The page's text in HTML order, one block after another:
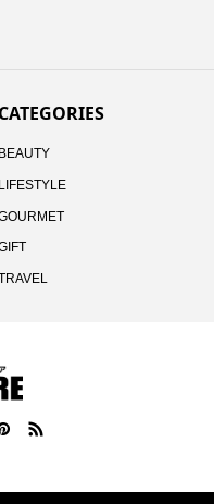
CATEGORIES
BEAUTY
LIFESTYLE